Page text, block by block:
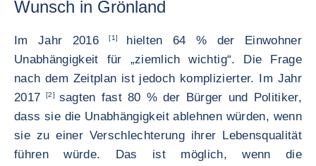
Wunsch in Grönland
Im Jahr 2016[1] hielten 64 % der Einwohner
Unabhängigkeit für „ziemlich wichtig“. Die Frage
nach dem Zeitplan ist jedoch komplizierter. Im Jahr
2017[2] sagten fast 80 % der Bürger und Politiker,
dass sie die Unabhängigkeit ablehnen würden, wenn
sie zu einer Verschlechterung ihrer Lebensqualität
führen würde. Das ist möglich, wenn die